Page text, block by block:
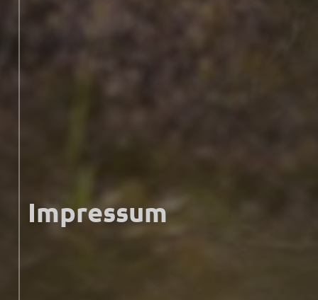
Impressum